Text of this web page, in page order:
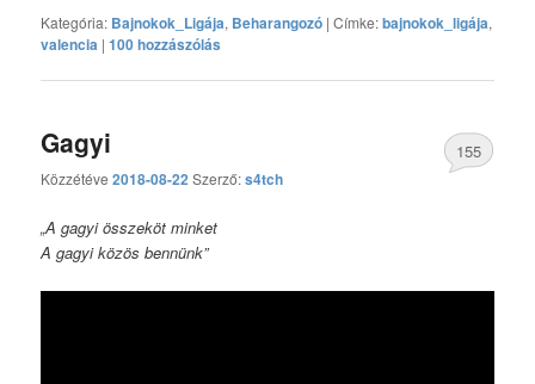
Kategória: Bajnokok_Ligája, Beharangozó |Címke:bajnokok_ligája,
valencia |100 hozzászólás
Gagyi
Közzétéve2018-08-22Szerző:s4tch
155
„A gagyi összeköt minket
A gagyi közös bennünk”